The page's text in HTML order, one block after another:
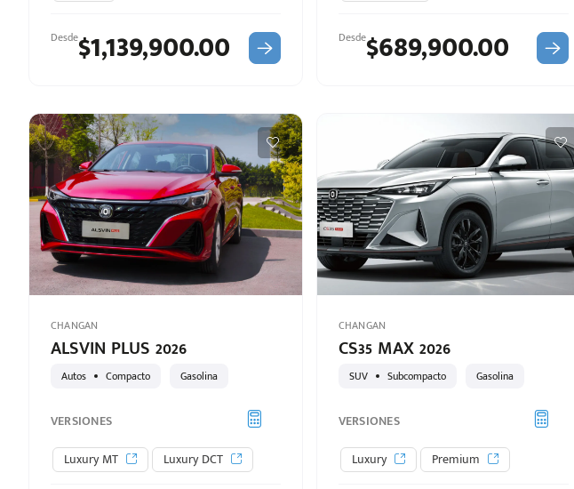
$1,139,900.00
Desde $689,900.00
Desde
ALSVIN PLUS 2026
CHANGAN
Autos Compacto Gasolina
VERSIONES
Luxury MT
Luxury DCT
CS35 MAX 2026
CHANGAN
SUV Subcompacto Gasolina
VERSIONES
Luxury
Premium